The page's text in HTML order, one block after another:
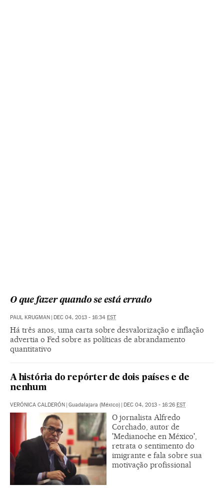
O que fazer quando se está errado
PAUL KRUGMAN | DEC 04, 2013 - 16:34 EST
Há três anos, uma carta sobre desvalorização e inflação
advertia o Fed sobre as políticas de abrandamento
quantitativo
A história do repórter de dois países e de
nenhum
VERÓNICA CALDERÓN | Guadalajara (México) | DEC 04, 2013 - 16:26 EST
O jornalista Alfredo
Corchado, autor de
'Medianoche en México',
retrata o sentimento do
imigrante e fala sobre sua
motivação profissional